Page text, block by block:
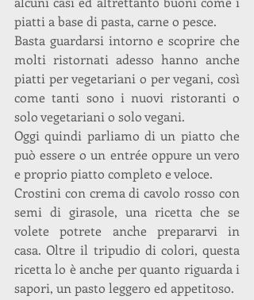
piatti a base di pasta, carne o pesce.
Basta guardarsi intorno e scoprire che
molti ristornati adesso hanno anche
piatti per vegetariani o per vegani, così
come tanti sono i nuovi ristoranti o
solo vegetariani o solo vegani.
Oggi quindi parliamo di un piatto che
può essere o un entrée oppure un vero
e proprio piatto completo e veloce.
Crostini con crema di cavolo rosso con
semi di girasole, una ricetta che se
volete potrete anche prepararvi in
casa. Oltre il tripudio di colori, questa
ricetta lo è anche per quanto riguarda i
sapori, un pasto leggero ed appetitoso.